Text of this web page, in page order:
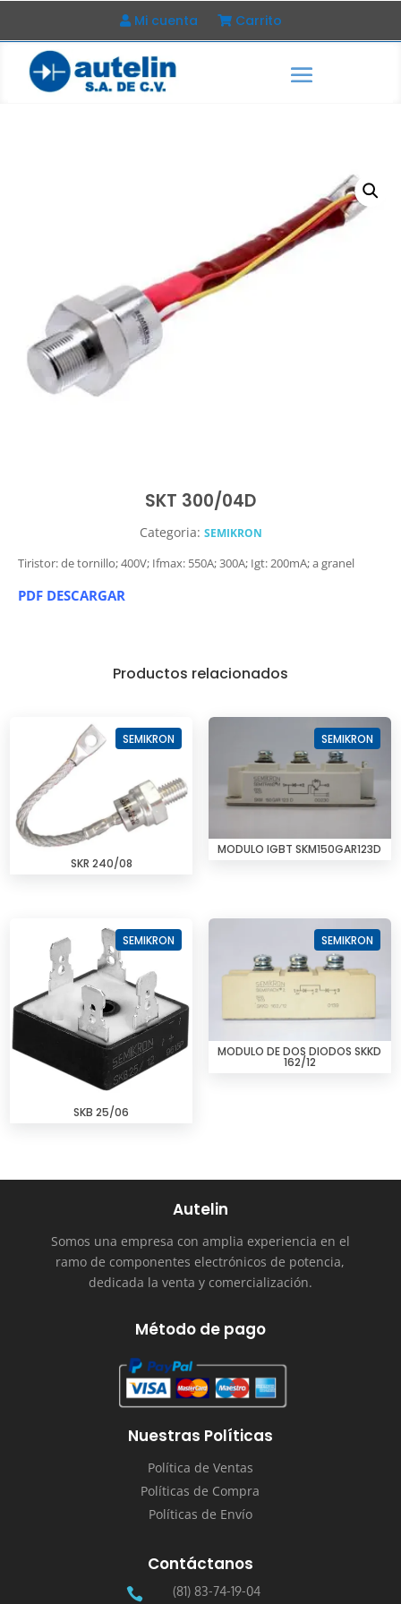
Mi cuenta Carrito
SKT 300/04D
Categoria: SEMIKRON
Tiristor: de tornillo; 400V; Ifmax: 550A; 300A; Igt: 200mA; a granel
PDF DESCARGAR
Productos relacionados
SEMIKRON
SKR 240/08
SEMIKRON
MODULO IGBT SKM150GAR123D
SEMIKRON
SKB 25/06
SEMIKRON
MODULO DE DOS DIODOS SKKD
162/12
Autelin
Somos una empresa con amplia experiencia en el
ramo de componentes electrónicos de potencia,
dedicada la venta y comercialización.
Método de pago
Nuestras Políticas
Política de Ventas
Políticas de Compra
Políticas de Envío
Contáctanos
 (81) 83-74-19-04